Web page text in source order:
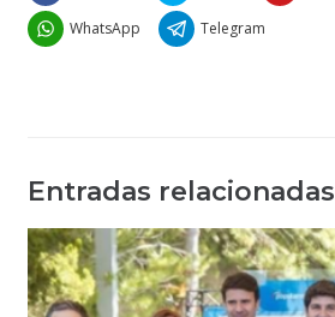
WhatsApp
Telegram
Entradas relacionadas